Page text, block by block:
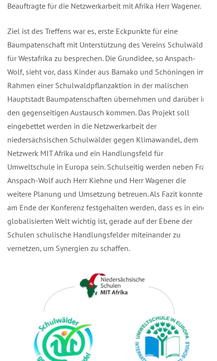
Beauftragte für die Netzwerkarbeit mit Afrika Herr Wagener.
Ziel ist des Treffens war es, erste Eckpunkte für eine
Baumpatenschaft mit Unterstützung des Vereins Schulwälder
für Westafrika zu besprechen. Die Grundidee, so Anspach-
Wolf, sieht vor, dass Kinder aus Bamako und Schöningen im
Rahmen einer Schulwaldpflanzaktion in der malischen
Hauptstadt Baumpatenschaften übernehmen und darüber in
den gegenseitigen Austausch kommen. Das Projekt soll
eingebettet werden in die Netzwerkarbeit der
niedersächsischen Schulwälder gegen Klimawandel, dem
Netzwerk MIT Afrika und ein Handlungsfeld für
Umweltschule in Europa sein. Schulseitig werden neben Frau
Anspach-Wolf auch Herr Kiehne und Herr Wagener die
weitere Planung und Umsetzung betreuen. Als Fazit konnte
am Ende der Konferenz festgehalten werden, dass es in einer
globalisierten Welt wichtig ist, gerade auf der Ebene der
Schulen schulische Handlungsfelder miteinander zu
vernetzen, um Synergien zu schaffen.